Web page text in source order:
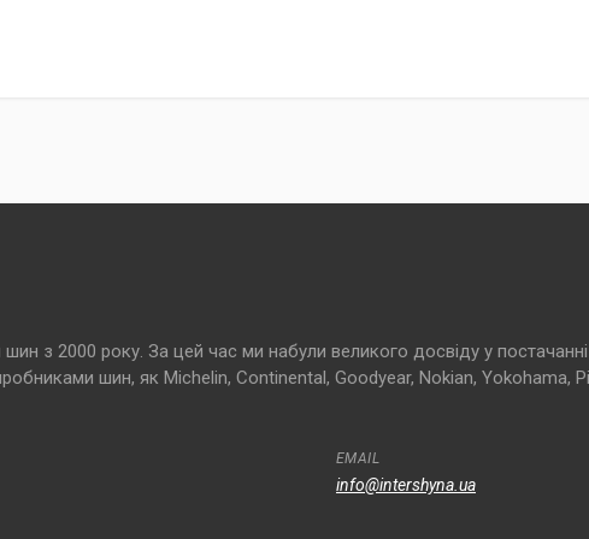
з 2000 року. За цей час ми набули великого досвіду у постачанні
шин, як Michelin, Continental, Goodyear, Nokian, Yokohama,
EMAIL
info@intershyna.ua